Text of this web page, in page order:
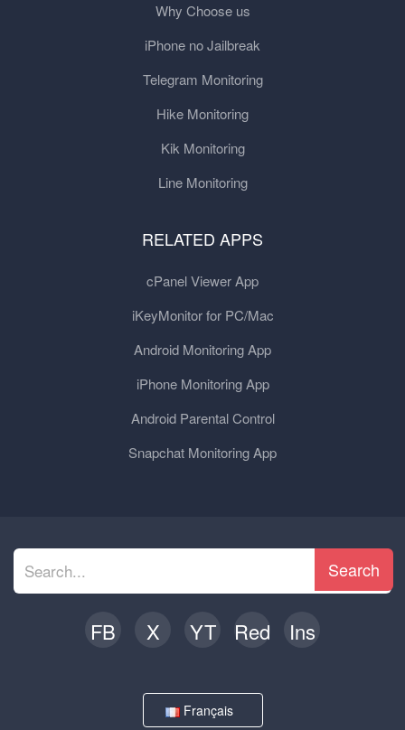
Why Choose us
iPhone no Jailbreak
Telegram Monitoring
Hike Monitoring
Kik Monitoring
Line Monitoring
RELATED APPS
cPanel Viewer App
iKeyMonitor for PC/Mac
Android Monitoring App
iPhone Monitoring App
Android Parental Control
Snapchat Monitoring App
Search
FB X YT Red Ins
Français